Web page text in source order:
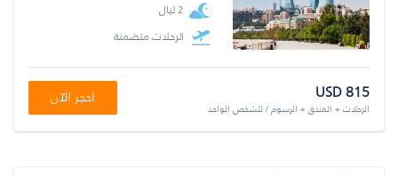
2 ليال
الرحلات متضمنة
USD 815
الرحلات + الفندق + الرسوم / للشخص الواحد
احجز الآن